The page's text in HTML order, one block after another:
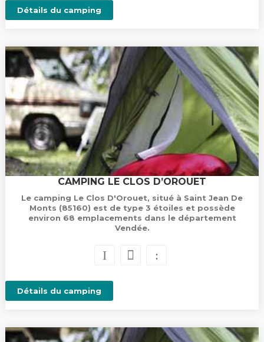
Détails du camping
CAMPING LE CLOS D’OROUET
Le camping Le Clos D'Orouet, situé à Saint Jean De
Monts (85160) est de type 3 étoiles et possède
environ 68 emplacements dans le département
Vendée.
Détails du camping